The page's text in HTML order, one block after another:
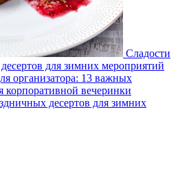
Сладости
для зимних мероприятий
организатора: 13 важных
корпоративной вечеринки
десертов для зимних